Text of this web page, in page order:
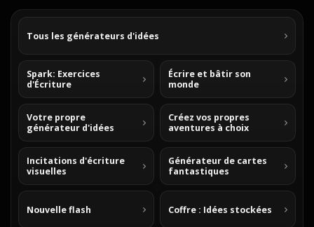
Tous les générateurs d'idées
Spark: Exercices
d'Écriture
Écrire et bâtir son
monde
Votre propre
générateur d'idées
Créez vos propres
aventures à choix
Incitations d'écriture
visuelles
Générateur de cartes
fantastiques
Nouvelle flash Coffre : Idées stockées